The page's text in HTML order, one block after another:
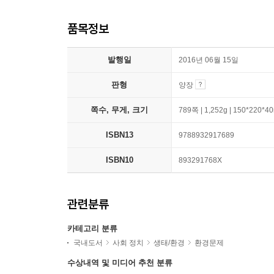
품목정보
발행일 2016년 06월 15일
판형 양장
쪽수, 무게, 크기 789쪽 | 1,252g |
ISBN13 9788932917689
ISBN10 893291768X
관련분류
카테고리 분류
국내도서 사회 정치 생태/환경 환경문제
수상내역 및 미디어 추천 분류